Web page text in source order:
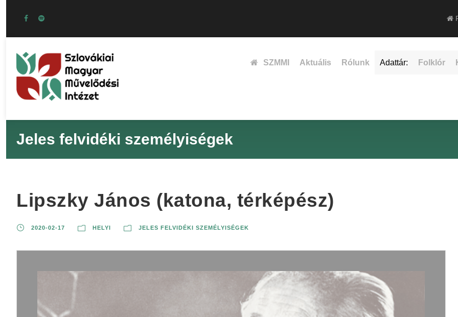
SZMMI Aktuális Rólunk Adattár: Folklór
Jeles felvidéki személyiségek
Lipszky János (katona, térképész)
2020-02-17 HELYI JELES FELVIDÉKI SZEMÉLYISÉGEK